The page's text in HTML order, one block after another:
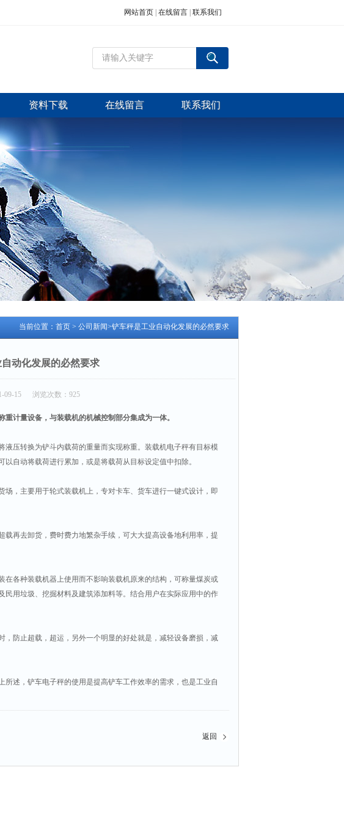
网站首页 在线留言 联系我们
资料下载 在线留言 联系我们
当前位置： 首页 > 公司新闻>铲车秤是工业自动化发展的必然要求
动化发展的必然要求
09-15 浏览次数：925
计量设备，与装载机的机械控制部分集成为一体。
压转换为铲斗内载荷的重量而实现称重。装载机电子秤有目标模
自动将载荷进行累加，或是将载荷从目标设定值中扣除。
，主要用于轮式装载机上，专对卡车、货车进行一键式设计，即
再去卸货，费时费力地繁杂手续，可大大提高设备地利用率，提
各种装载机器上使用而不影响装载机原来的结构，可称量煤炭或
用垃圾、挖掘材料及建筑添加料等。结合用户在实际应用中的作
防止超载，超运，另外一个明显的好处就是，减轻设备磨损，减
述，铲车电子秤的使用是提高铲车工作效率的需求，也是工业自
返回